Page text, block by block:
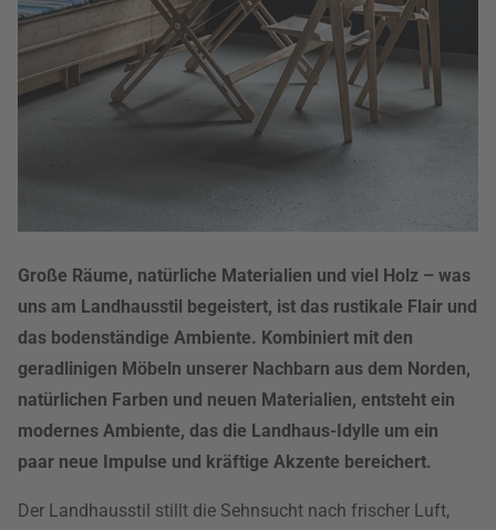
Große Räume, natürliche Materialien und viel Holz – was
uns am Landhausstil begeistert, ist das rustikale Flair und
das bodenständige Ambiente. Kombiniert mit den
geradlinigen Möbeln unserer Nachbarn aus dem Norden,
natürlichen Farben und neuen Materialien, entsteht ein
modernes Ambiente, das die Landhaus-Idylle um ein
paar neue Impulse und kräftige Akzente bereichert.
Der Landhausstil stillt die Sehnsucht nach frischer Luft,